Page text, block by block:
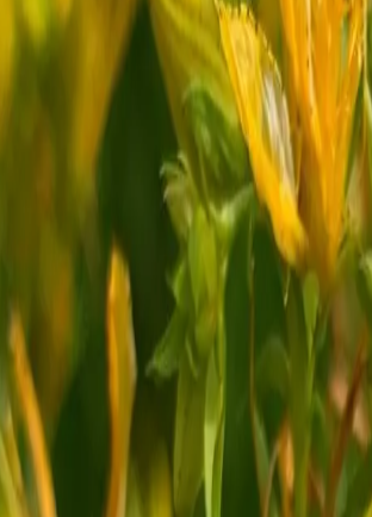
FÜR
der
– gezielt
vertieft werden.
und praxisnahe
eigene Fälle